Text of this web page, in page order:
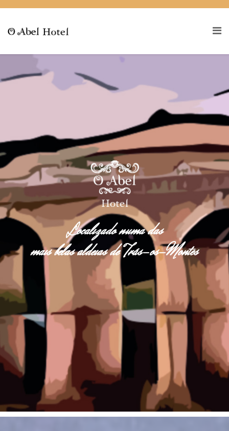
Localizado numa das
mais belas aldeias de Trás-os-Montes